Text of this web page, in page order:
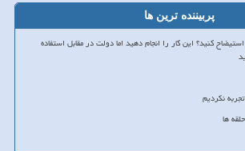
پربیننده ترین ها
کنید؟ این کار را انجام دهید اما دولت در مقابل استفاده
نکردیم
ها